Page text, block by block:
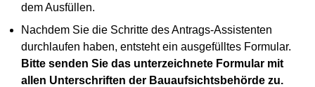
dem Ausfüllen.
Nachdem Sie die Schritte des Antrags-Assistenten
durchlaufen haben, entsteht ein ausgefülltes Formular.
Bitte senden Sie das unterzeichnete Formular mit
allen Unterschriften der Bauaufsichtsbehörde zu.